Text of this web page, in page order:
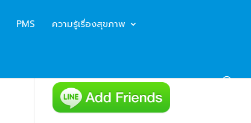
PMS ความรู้เรื่องสุขภาพ